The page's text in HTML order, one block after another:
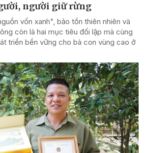
người giữ rừng
vốn xanh", bảo tồn thiên nhiên và
còn là hai mục tiêu đối lập mà cùng
triển bền vững cho bà con vùng cao ở